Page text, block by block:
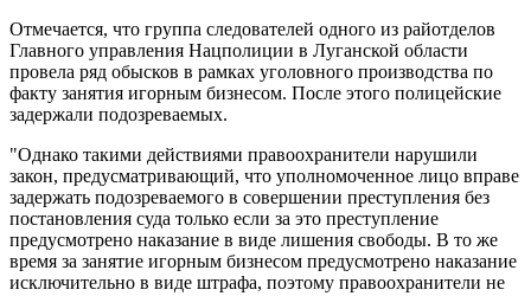
Отмечается, что группа следователей одного из райотделов
Главного управления Нацполиции в Луганской области
провела ряд обысков в рамках уголовного производства по
факту занятия игорным бизнесом. После этого полицейские
задержали подозреваемых.
"Однако такими действиями правоохранители нарушили
закон, предусматривающий, что уполномоченное лицо вправе
задержать подозреваемого в совершении преступления без
постановления суда только если за это преступление
предусмотрено наказание в виде лишения свободы. В то же
время за занятие игорным бизнесом предусмотрено наказание
исключительно в виде штрафа, поэтому правоохранители не